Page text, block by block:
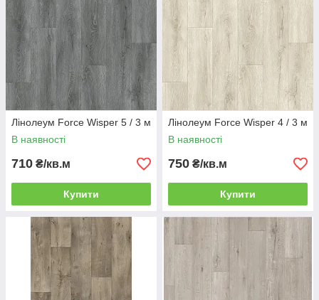
Лінолеум Force Wisper 5 / 3 м
В наявності
710 ₴/кв.м
Купити
Лінолеум Force Wisper 4 / 3 м
В наявності
750 ₴/кв.м
Купити